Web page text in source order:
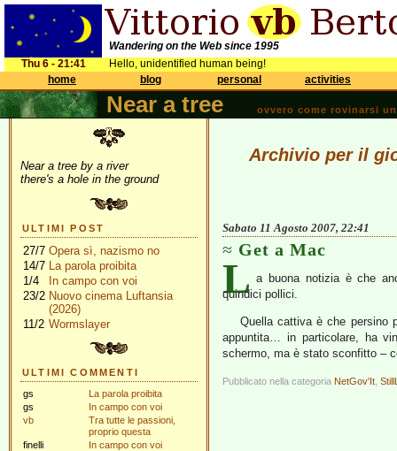
Wandering on the Web since 1995
Thu 6 - 21:41
Hello, unidentified human being!
home
blog personal activities
Near a tree ovvero come rovinarsi
Near a tree by a river
there's a hole in the ground
ULTIMI POST
27/7 Opera sì, nazismo no
14/7 La parola proibita
1/4
In campo con voi
23/2 Nuovo cinema Luftansia
(2026)
11/2 Wormslayer
ULTIMI COMMENTI
gs
La parola proibita
gs
In campo con voi
vb
Tra tutte le passioni,
proprio questa
finelli
In campo con voi
Archivio per il
Sabato 11 Agosto 2007, 22:41
Get a Mac
L a buona notizia è che
quindici pollici.
Quella cattiva è che persino
appuntita… in particolare, ha
schermo, ma è stato sconfitto –
Pubblicato nella categoria NetGov'It